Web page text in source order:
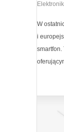
W
i
smartfon.